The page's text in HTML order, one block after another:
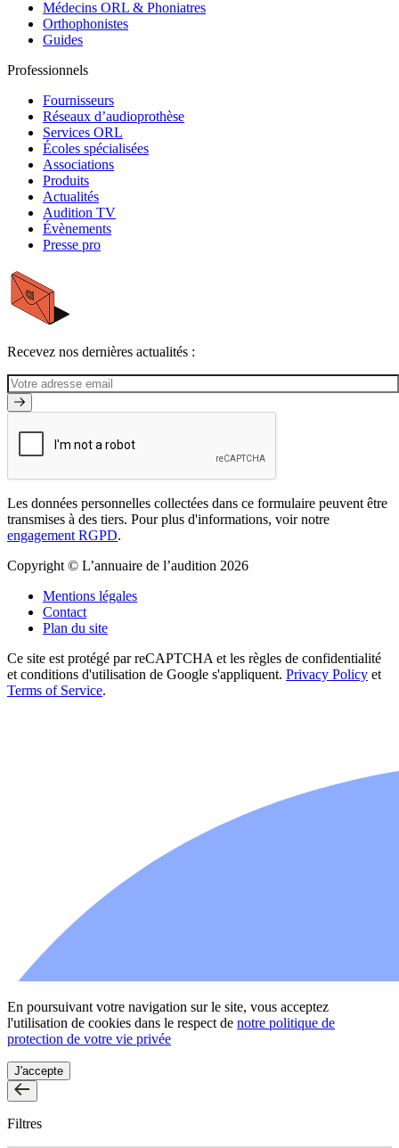
Médecins ORL & Phoniatres
Orthophonistes
Guides
Professionnels
Fournisseurs
Réseaux d’audioprothèse
Services ORL
Écoles spécialisées
Associations
Produits
Actualités
Audition TV
Évènements
Presse pro
Recevez nos dernières actualités :
Les données personnelles collectées dans ce formulaire peuvent être
transmises à des tiers. Pour plus d'informations, voir notre
engagement RGPD.
Copyright © L’annuaire de l’audition 2026
Mentions légales
Contact
Plan du site
Ce site est protégé par reCAPTCHA et les règles de confidentialité
et conditions d'utilisation de Google s'appliquent. Privacy Policy et
Terms of Service.
En poursuivant votre navigation sur le site, vous acceptez
l'utilisation de cookies dans le respect de notre politique de
protection de votre vie privée
J'accepte
Filtres